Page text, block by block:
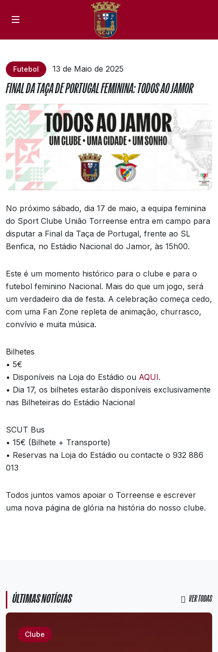
Futebol 13 de Maio de 2025
FINAL DA TAÇA DE PORTUGAL FEMININA: TODOS AO JAMOR
No próximo sábado, dia 17 de maio, a equipa feminina
do Sport Clube União Torreense entra em campo para
disputar a Final da Taça de Portugal, frente ao SL
Benfica, no Estádio Nacional do Jamor, às 15h00.
Este é um momento histórico para o clube e para o
futebol feminino Nacional. Mais do que um jogo, será
um verdadeiro dia de festa. A celebração começa cedo,
com uma Fan Zone repleta de animação, churrasco,
convívio e muita música.
Bilhetes
•⁠ ⁠5€
•⁠ ⁠⁠Disponíveis na Loja do Estádio ou AQUI.
•⁠ ⁠⁠Dia 17, os bilhetes estarão disponíveis exclusivamente
nas Bilheteiras do Estádio Nacional
SCUT Bus
•⁠ ⁠15€ (Bilhete + Transporte)
•⁠ ⁠⁠Reservas na Loja do Estádio ou contacte o 932 886
013
Todos juntos vamos apoiar o Torreense e escrever
uma nova página de glória na história do nosso clube.
ÚLTIMAS NOTÍCIAS VER TODAS
Clube